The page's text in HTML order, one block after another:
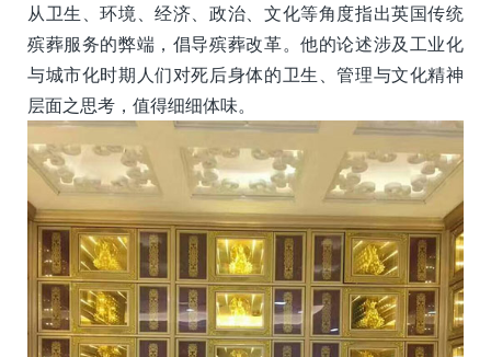
从卫生、环境、经济、政治、文化等角度指出英国传统
殡葬服务的弊端，倡导殡葬改革。他的论述涉及工业化
与城市化时期人们对死后身体的卫生、管理与文化精神
层面之思考，值得细细体味。